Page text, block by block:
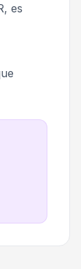
es